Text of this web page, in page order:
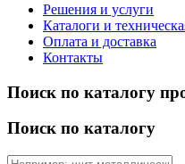
Решения и услуги
Каталоги и
Оплата и доставка
Контакты
Поиск по каталогу
Поиск по каталогу